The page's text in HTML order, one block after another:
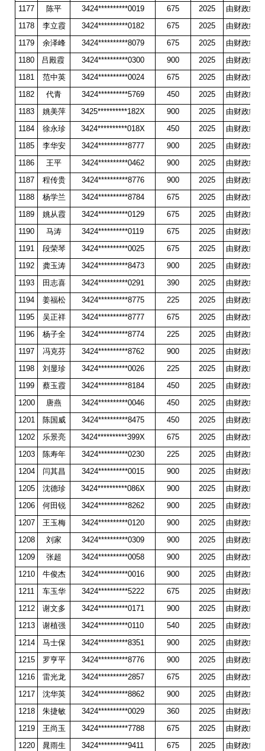
1177 陈平 3424**********0019 675 2025
由财政统
1178
李立霞 3424**********0182 675 2025
由财政统
1179
余泽峰 3424**********8079 675 2025
由财政统
1180
吕殿霞 3424**********0300 900 2025
由财政统
1181
范中英 3424**********0024 675 2025
由财政统
1182
代青 3424**********5769 450 2025
由财政统
1183
姚美萍 3425**********182X 900 2025
由财政统
1184
徐永珍 3424**********018X 450 2025
由财政统
1185
李华安 3424**********8777 900 2025
由财政统
1186
王平 3424**********0462 900 2025
由财政统
1187
程传贵 3424**********8776 900 2025
由财政统
1188
杨学兰 3424**********8784 675 2025
由财政统
1189
姚从霞 3424**********0129 675 2025
由财政统
1190
马涛 3424**********0119 675 2025
由财政统
1191
段荣琴 3424**********0025 675 2025
由财政统
1192
龚玉涛 3424**********8473 900 2025
由财政统
1193
田志喜 3424**********0291 390 2025
由财政统
1194
姜福松 3424**********8775 225 2025
由财政统
1195
吴正祥 3424**********8777 675 2025
由财政统
1196
杨子全 3424**********8774 225 2025
由财政统
1197
冯克芬 3424**********8762 900 2025
由财政统
1198
刘显珍 3424**********0026 225 2025
由财政统
1199
蔡玉霞 3424**********8184 450 2025
由财政统
1200
唐燕 3424**********0046 450 2025
由财政统
1201
陈国威 3424**********8475 450 2025
由财政统
1202
乐景亮 3424**********399X 675 2025
由财政统
1203
陈寿年 3424**********0230 225 2025
由财政统
1204
闫其昌 3424**********0015 900 2025
由财政统
1205
沈德珍 3424**********086X 900 2025
由财政统
1206
何田锐 3424**********8262 900 2025
由财政统
1207
王玉梅 3424**********0120 900 2025
由财政统
1208
刘家 3424**********0309 900 2025
由财政统
1209
张超 3424**********0058 900 2025
由财政统
1210
牛俊杰 3424**********0016 900 2025
由财政统
1211
车玉华 3424**********5222 675 2025
由财政统
1212
谢文多 3424**********0171 900 2025
由财政统
1213
谢植强 3424**********0110 540 2025
由财政统
1214
马士保 3424**********8351 900 2025
由财政统
1215
罗亨平 3424**********8776 900 2025
由财政统
1216
雷光龙 3424**********2857 675 2025
由财政统
1217
沈华英 3424**********8862 900 2025
由财政统
1218
朱捷敏 3424**********0029 360 2025
由财政统
1219
王尚玉 3424**********7788 675 2025
由财政统
1220
晁雨生 3424**********9411 675 2025
由财政统